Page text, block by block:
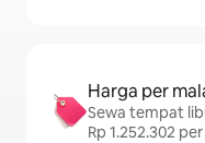
Harga per
Sewa tempat
Rp 1.252.302